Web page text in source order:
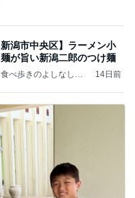
潟市中央区】ラーメン小
が旨い新潟二郎のつけ麺
べ歩きのよしなしご
14日前